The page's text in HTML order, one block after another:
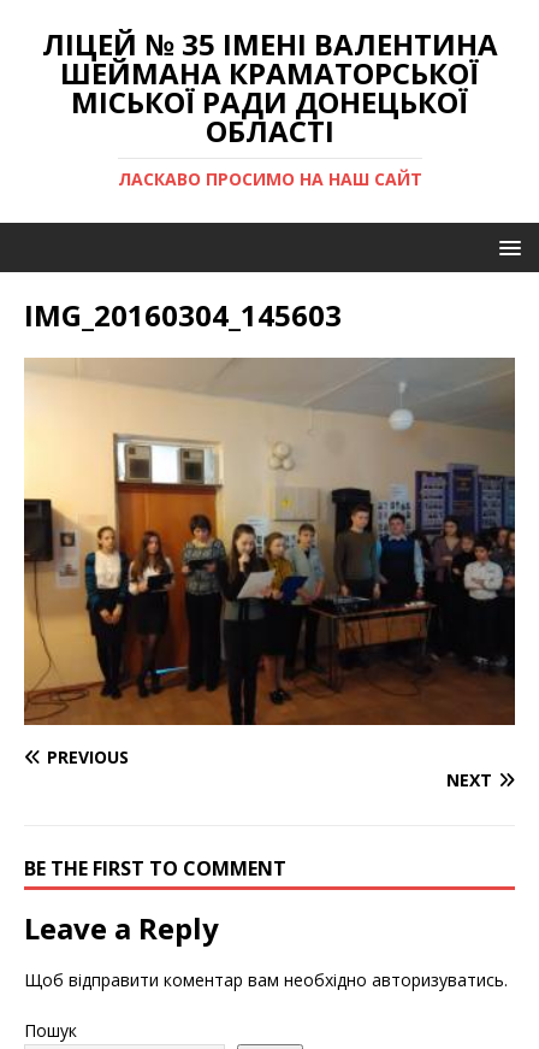
ЛІЦЕЙ № 35 ІМЕНІ ВАЛЕНТИНА
ШЕЙМАНА КРАМАТОРСЬКОЇ
МІСЬКОЇ РАДИ ДОНЕЦЬКОЇ
ОБЛАСТІ
ЛАСКАВО ПРОСИМО НА НАШ САЙТ
IMG_20160304_145603
PREVIOUS
NEXT
BE THE FIRST TO COMMENT
Leave a Reply
Щоб відправити коментар вам необхідно авторизуватись.
Пошук